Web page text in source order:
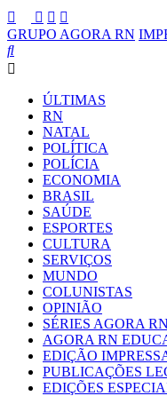
GRUPO AGORA RN
ÚLTIMAS
RN
NATAL
POLÍTICA
POLÍCIA
ECONOMIA
BRASIL
SAÚDE
ESPORTES
CULTURA
SERVIÇOS
MUNDO
COLUNISTAS
OPINIÃO
SÉRIES AGORA RN
AGORA RN
EDIÇÃO
PUBLICAÇÕES
EDIÇÕES